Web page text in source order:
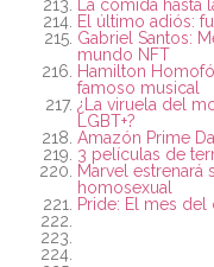
La comida hasta
El último adiós:
Gabriel Santos:
mundo NFT
Hamilton
famoso musical
¿La viruela del
LGBT+?
Amazón Prime
3 películas de
Marvel estrenará
homosexual
Pride: El mes